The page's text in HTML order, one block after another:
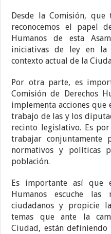
Desde la Comisión,
reconocemos el papel
Humanos de esta
iniciativas de ley en la
contexto actual de la
Por otra parte, es
Comisión de Derechos
implementa acciones que
trabajo de las y los
recinto legislativo. Es
trabajar conjuntamente
normativos y políticas
población.
Es importante así que
Humanos escuche
ciudadanos y propicie
temas que ante la
Ciudad, están